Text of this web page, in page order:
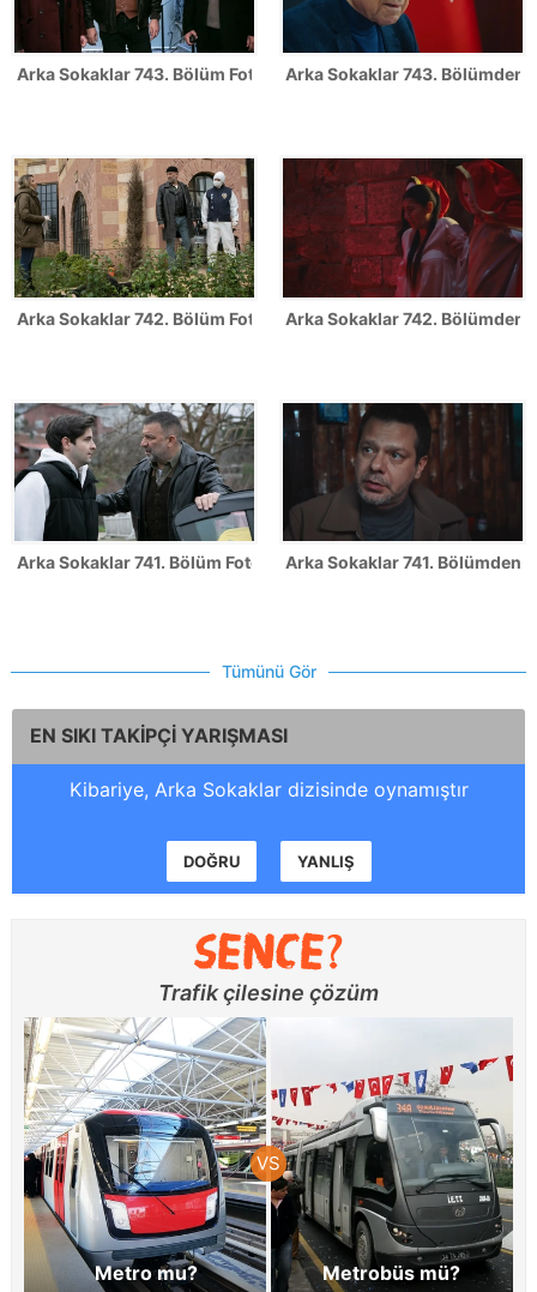
Arka Sokaklar 743. Bölüm FotoğraflarıArka Sokaklar 743. Bölümden
Arka Sokaklar 742. Bölüm FotoğraflarıArka Sokaklar 742. Bölümden
Arka Sokaklar 741. Bölüm FotoğraflarıArka Sokaklar 741. Bölümden
Tümünü Gör
EN SIKI TAKİPÇİ YARIŞMASI
Kibariye, Arka Sokaklar dizisinde oynamıştır
DOĞRU YANLIŞ
Trafik çilesine çözüm
Metro mu? Metrobüs mü?